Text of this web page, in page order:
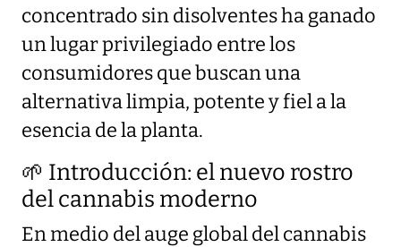
concentrado sin disolventes ha ganado
un lugar privilegiado entre los
consumidores que buscan una
alternativa limpia, potente y fiel a la
esencia de la planta.
🌱 Introducción: el nuevo rostro
del cannabis moderno
En medio del auge global del cannabis